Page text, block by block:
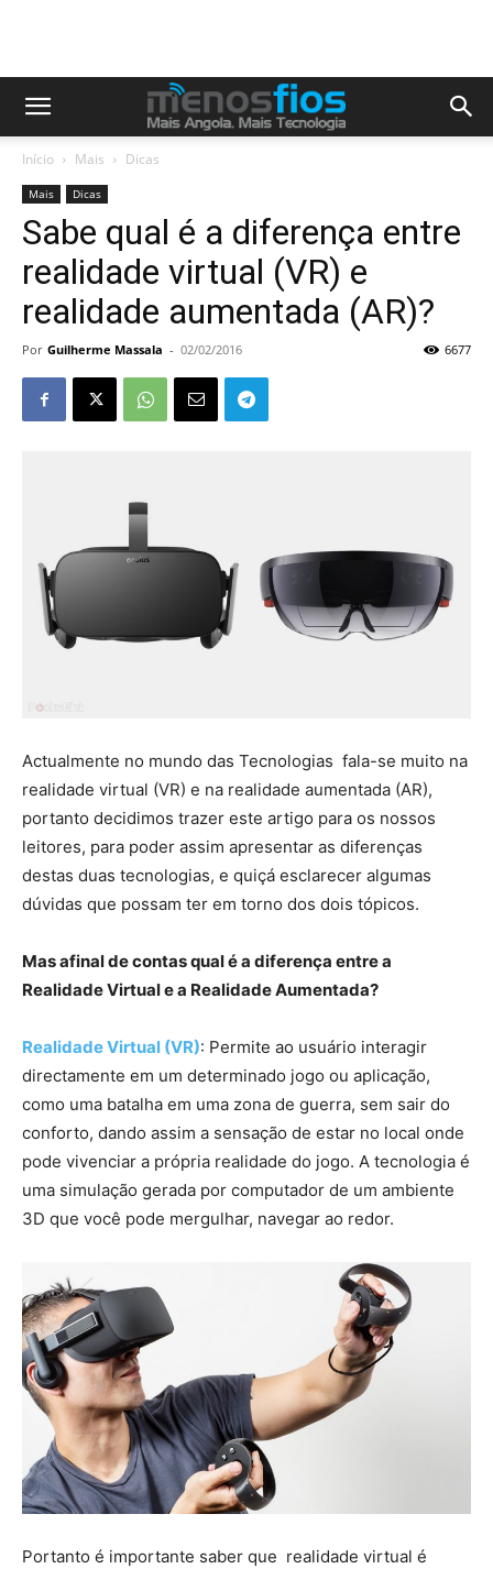
Início Mais Dicas
Mais Dicas
Sabe qual é a diferença entre
realidade virtual (VR) e
realidade aumentada (AR)?
Por Guilherme Massala - 02/02/2016 6677
Actualmente no mundo das Tecnologias fala-se muito na
realidade virtual (VR) e na realidade aumentada (AR),
portanto decidimos trazer este artigo para os nossos
leitores, para poder assim apresentar as diferenças
destas duas tecnologias, e quiçá esclarecer algumas
dúvidas que possam ter em torno dos dois tópicos.
Mas afinal de contas qual é a diferença entre a
Realidade Virtual e a Realidade Aumentada?
Realidade Virtual (VR): Permite ao usuário interagir
directamente em um determinado jogo ou aplicação,
como uma batalha em uma zona de guerra, sem sair do
conforto, dando assim a sensação de estar no local onde
pode vivenciar a própria realidade do jogo. A tecnologia é
uma simulação gerada por computador de um ambiente
3D que você pode mergulhar, navegar ao redor.
Portanto é importante saber que realidade virtual é